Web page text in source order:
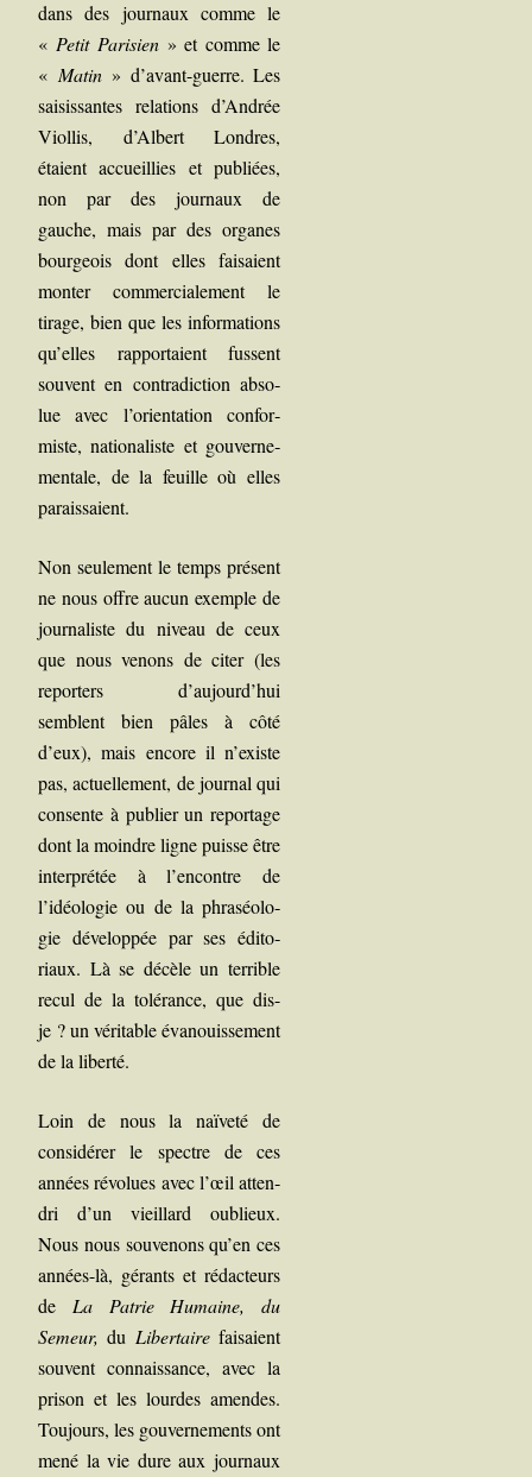
dans des jour­naux comme le
«Petit Pari­sien» et comme le
« Matin» d’avant-guerre. Les
sai­sis­santes rela­tions d’Andrée
Viol­lis, d’Albert Londres,
étaient accueillies et publiées,
non par des jour­naux de
gauche, mais par des organes
bour­geois dont elles fai­saient
mon­ter com­mer­cia­le­ment le
tirage, bien que les infor­ma­tions
qu’elles rap­por­taient fussent
sou­vent en contra­dic­tion abso­
lue avec l’orientation confor­
miste, natio­na­liste et gou­ver­ne­
men­tale, de la feuille où elles
paraissaient.
Non seule­ment le temps pré­sent
ne nous offre aucun exemple de
jour­na­liste du niveau de ceux
que nous venons de citer (les
repor­ters d’aujourd’hui
semblent bien pâles à côté
d’eux), mais encore il n’existe
pas, actuel­le­ment, de jour­nal qui
consente à publier un repor­tage
dont la moindre ligne puisse être
inter­pré­tée à l’encontre de
l’idéologie ou de la phra­séo­lo­
gie déve­lop­pée par ses édi­to­
riaux. Là se décèle un ter­rible
recul de la tolé­rance, que dis-
je ? un véri­table éva­nouis­se­ment
de la liberté.
Loin de nous la naï­ve­té de
consi­dé­rer le spectre de ces
années révo­lues avec l’œil atten­
dri d’un vieillard oublieux.
Nous nous sou­ve­nons qu’en ces
années-là, gérants et rédac­teurs
de La Patrie Humaine, du
Semeur, du Liber­tairefai­saient
sou­vent connais­sance, avec la
pri­son et les lourdes amendes.
Tou­jours, les gou­ver­ne­ments ont
mené la vie dure aux jour­naux